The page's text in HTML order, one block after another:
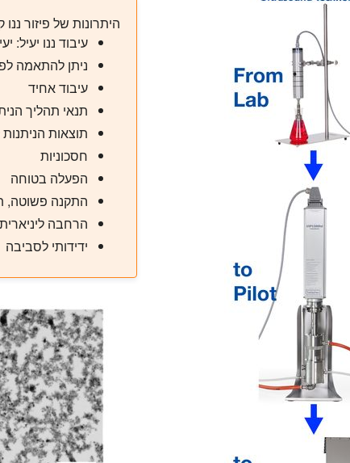
היתרונות של פיזור ננו
עיבוד ננו יעיל:
ניתן להתאמה
עיבוד אחיד
תנאי תהליך
תוצאות
חסכוניות
הפעלה בטוחה
התקנה פשוטה,
הרחבה
ידידותי לסביבה